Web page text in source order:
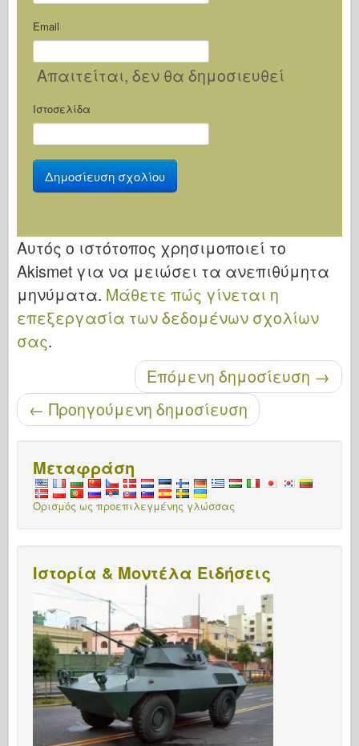
Email
Απαιτείται, δεν θα δημοσιευθεί
Ιστοσελίδα
Αυτός ο ιστότοπος χρησιμοποιεί το
Akismet για να μειώσει τα ανεπιθύμητα
μηνύματα. Μάθετε πώς γίνεται η
επεξεργασία των δεδομένων σχολίων
σας.
Μετά την περιήγησηΕπόμενη δημοσίευση →
← Προηγούμενη δημοσίευση
Μεταφράση
Ορισμός ως προεπιλεγμένης γλώσσας
Ιστορία & Μοντέλα Ειδήσεις